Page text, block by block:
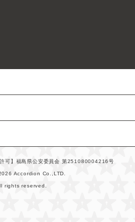
許可】福島県公安委員会 第251080004216号
Accordion Co.,LTD.
rights reserved.